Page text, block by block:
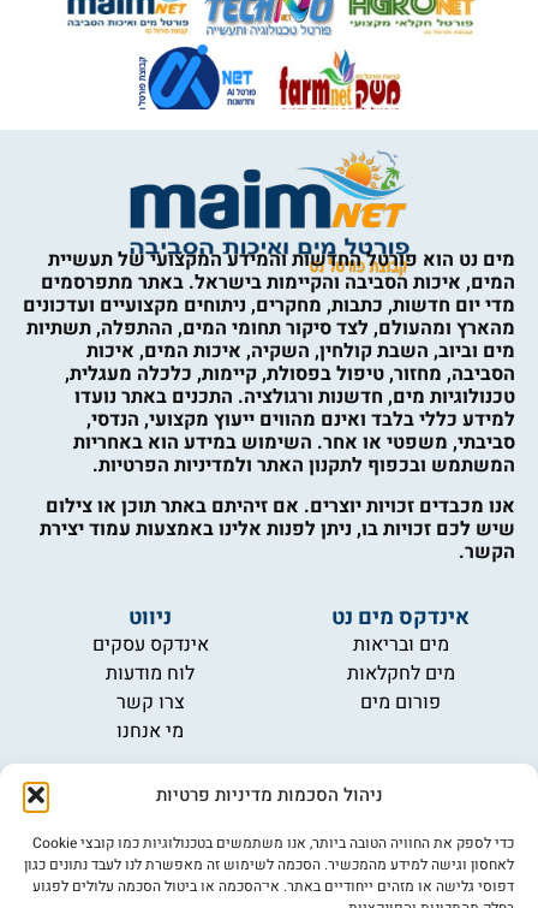
ניהול הסכמות מדיניות פרטיות
כדי לספק את החוויה הטובה ביותר, אנו משתמשים בטכנולוגיות כמו קובצי Cookie
לאחסון וגישה למידע מהמכשיר. הסכמה לשימוש זה מאפשרת לנו לעבד נתונים כגון
דפוסי גלישה או מזהים ייחודיים באתר. אי־הסכמה או ביטול הסכמה עלולים לפגוע
מים נט הוא פורטל החדשות והמידע המקצועי של תעשיית
המים, איכות הסביבה והקיימות בישראל. באתר מתפרסמים
מדי יום חדשות, כתבות, מחקרים, ניתוחים מקצועיים ועדכונים
מהארץ ומהעולם, לצד סיקור תחומי המים, ההתפלה, תשתיות
מים וביוב, השבת קולחין, השקיה, איכות המים, איכות
הסביבה, מחזור, טיפול בפסולת, קיימות, כלכלה מעגלית,
טכנולוגיות מים, חדשנות ורגולציה. התכנים באתר נועדו
למידע כללי בלבד ואינם מהווים ייעוץ מקצועי, הנדסי,
סביבתי, משפטי או אחר. השימוש במידע הוא באחריות
המשתמש ובכפוף לתקנון האתר ולמדיניות הפרטיות.
אנו מכבדים זכויות יוצרים. אם זיהיתם באתר תוכן או צילום
שיש לכם זכויות בו, ניתן לפנות אלינו באמצעות עמוד יצירת
הקשר.
אינדקס מים נט
מים ובריאות
מים לחקלאות
פורום מים
ניווט
אינדקס עסקים
לוח מודעות
צרו קשר
מי אנחנו
מידע
תקנון
הרשמה לניוזלטר
פרסמו אצלנו
הצהרת נגישות